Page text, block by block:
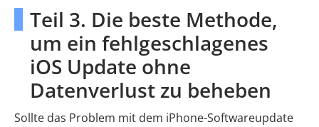
Teil 3. Die beste Methode,
um ein fehlgeschlagenes
iOS Update ohne
Datenverlust zu beheben
Sollte das Problem mit dem iPhone-Softwareupdate